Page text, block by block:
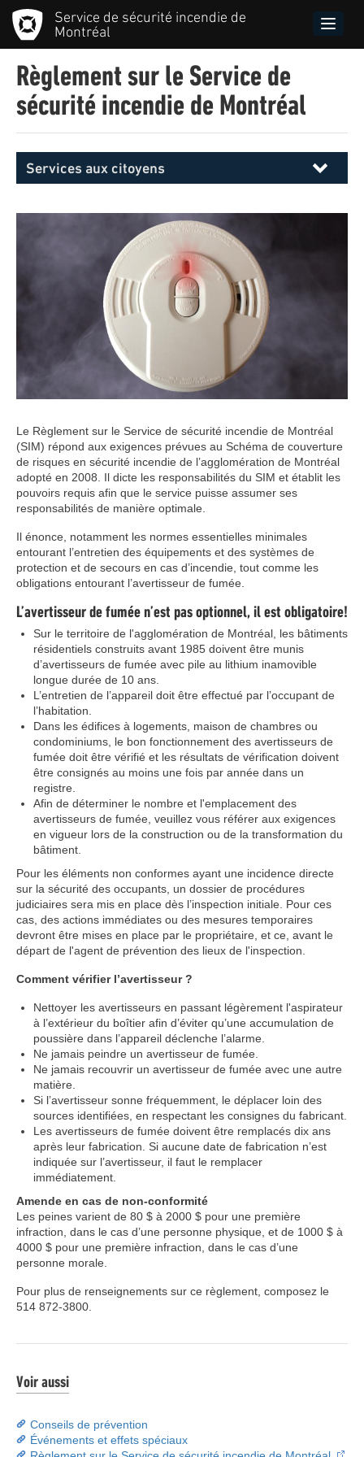
Aller
au
contenu
Service de sécurité incendie de
Montréal
Toggle
Règlement sur le Service de
sécurité incendie de Montréal
Menu
SIM
Services aux citoyens
Le Règlement sur le Service de sécurité incendie de Montréal
(SIM) répond aux exigences prévues au Schéma de couverture
de risques en sécurité incendie de l’agglomération de Montréal
adopté en 2008. Il dicte les responsabilités du SIM et établit les
pouvoirs requis afin que le service puisse assumer ses
responsabilités de manière optimale.
Il énonce, notamment les normes essentielles minimales
entourant l’entretien des équipements et des systèmes de
protection et de secours en cas d’incendie, tout comme les
obligations entourant l’avertisseur de fumée.
L’avertisseur de fumée n’est pas optionnel, il est obligatoire!
Sur le territoire de l'agglomération de Montréal, les bâtiments
résidentiels construits avant 1985 doivent être munis
d’avertisseurs de fumée avec pile au lithium inamovible
longue durée de 10 ans.
L’entretien de l’appareil doit être effectué par l’occupant de
l’habitation.
Dans les édifices à logements, maison de chambres ou
condominiums, le bon fonctionnement des avertisseurs de
fumée doit être vérifié et les résultats de vérification doivent
être consignés au moins une fois par année dans un
registre.
Afin de déterminer le nombre et l'emplacement des
avertisseurs de fumée, veuillez vous référer aux exigences
en vigueur lors de la construction ou de la transformation du
bâtiment.
Pour les éléments non conformes ayant une incidence directe
sur la sécurité des occupants, un dossier de procédures
judiciaires sera mis en place dès l’inspection initiale. Pour ces
cas, des actions immédiates ou des mesures temporaires
devront être mises en place par le propriétaire, et ce, avant le
départ de l'agent de prévention des lieux de l'inspection.
Comment vérifier l’avertisseur ?
Nettoyer les avertisseurs en passant légèrement l'aspirateur
à l’extérieur du boîtier afin d’éviter qu’une accumulation de
poussière dans l’appareil déclenche l’alarme.
Ne jamais peindre un avertisseur de fumée.
Ne jamais recouvrir un avertisseur de fumée avec une autre
matière.
Si l’avertisseur sonne fréquemment, le déplacer loin des
sources identifiées, en respectant les consignes du fabricant.
Les avertisseurs de fumée doivent être remplacés dix ans
après leur fabrication. Si aucune date de fabrication n’est
indiquée sur l’avertisseur, il faut le remplacer
immédiatement.
Amende en cas de non-conformité
Les peines varient de 80 $ à 2000 $ pour une première
infraction, dans le cas d’une personne physique, et de 1000 $ à
4000 $ pour une première infraction, dans le cas d’une
personne morale.
Pour plus de renseignements sur ce règlement, composez le
514 872-3800.
Voir aussi
Conseils de prévention
Événements et effets spéciaux